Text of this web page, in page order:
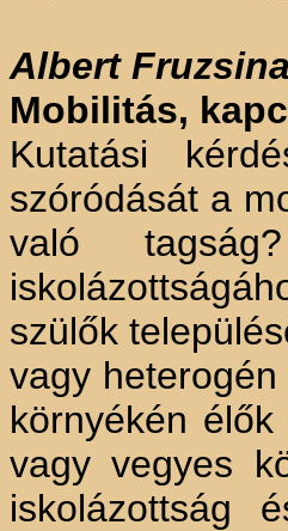
Albert
Mobilitás,
Kutatási
szóródását a
való
szülők
vagy
környékén
vagy vegyes
iskolázottság